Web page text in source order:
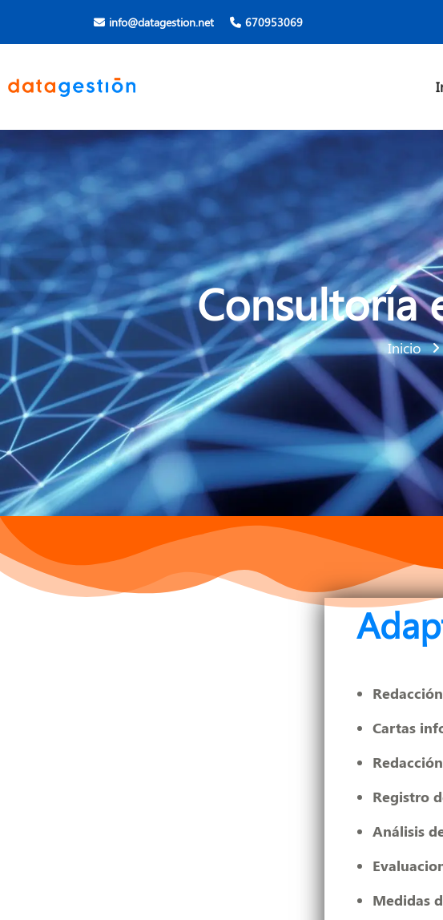
info@datagestion.net 670953069
Consultoría
Inicio
Cartas
Registro
Análisis
Medidas